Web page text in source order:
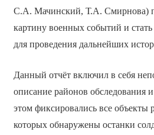
С.А. Мачинский, Т.А. Смирнова)
картину военных событий и
для проведения дальнейших
Данный отчёт включил в себя
описание районов обследования
этом фиксировались все объекты
которых обнаружены останки